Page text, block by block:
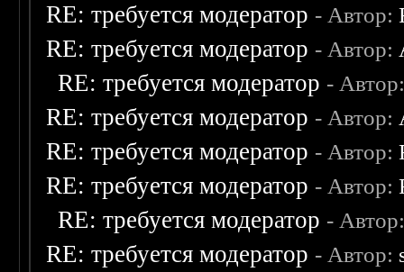
RE: требуется модератор - Автор:
RE: требуется модератор - Автор:
RE: требуется модератор -
RE: требуется модератор - Автор:
RE: требуется модератор - Автор:
RE: требуется модератор - Автор:
RE: требуется модератор -
RE: требуется модератор - Автор: